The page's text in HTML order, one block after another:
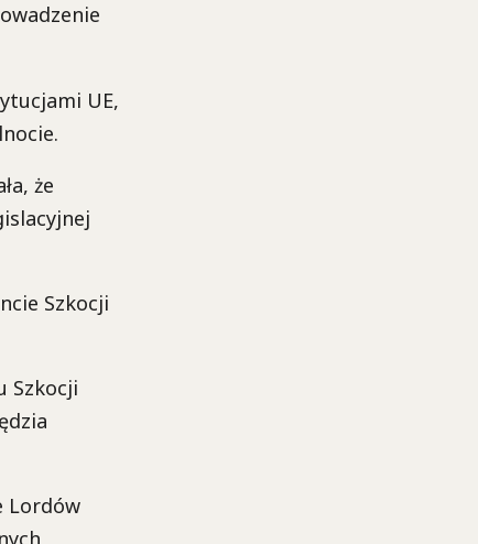
UE,
że
Szkocji
Szkocji
Lordów